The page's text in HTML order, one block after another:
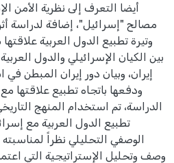
أيضا التعرف إلى نظرية الأمن
مصالح "إسرائيل"، إضافة لدراسة
وتيرة تطبيع الدول العربية
بين الكيان الإسرائيلي والدول
إيران، وبيان دور إيران المبطن
ودفعها باتجاه تطبيع علاقتها
الدراسة، تم استخدام المنهج
تطبيع الدول العربية مع
الوصفي التحليلي نظراً
وصف وتحليل الإستراتيجية التي